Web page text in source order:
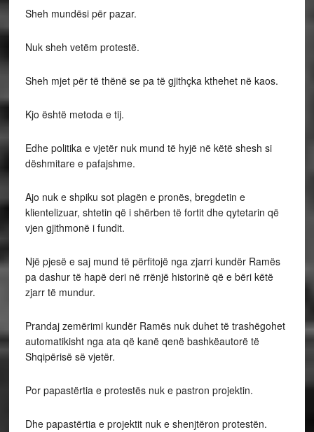
Sheh mundësi për pazar.
Nuk sheh vetëm protestë.
Sheh mjet për të thënë se pa të gjithçka kthehet në kaos.
Kjo është metoda e tij.
Edhe politika e vjetër nuk mund të hyjë në këtë shesh si
dëshmitare e pafajshme.
Ajo nuk e shpiku sot plagën e pronës, bregdetin e
klientelizuar, shtetin që i shërben të fortit dhe qytetarin që
vjen gjithmonë i fundit.
Një pjesë e saj mund të përfitojë nga zjarri kundër Ramës
pa dashur të hapë deri në rrënjë historinë që e bëri këtë
zjarr të mundur.
Prandaj zemërimi kundër Ramës nuk duhet të trashëgohet
automatikisht nga ata që kanë qenë bashkëautorë të
Shqipërisë së vjetër.
Por papastërtia e protestës nuk e pastron projektin.
Dhe papastërtia e projektit nuk e shenjtëron protestën.